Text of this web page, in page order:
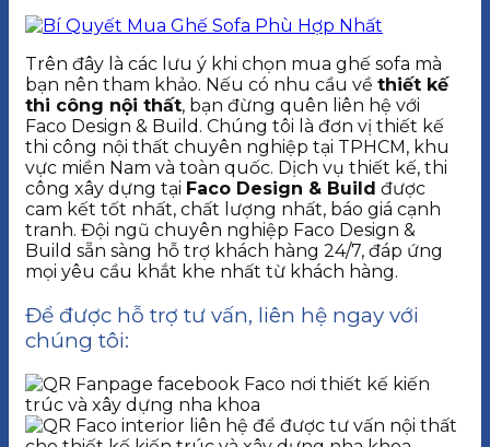
Trên đây là các lưu ý khi chọn mua ghế sofa mà
bạn nên tham khảo. Nếu có nhu cầu về thiết kế
thi công nội thất, bạn đừng quên liên hệ với
Faco Design & Build. Chúng tôi là đơn vị thiết kế
thi công nội thất chuyên nghiệp tại TPHCM, khu
vực miền Nam và toàn quốc. Dịch vụ thiết kế, thi
công xây dựng tại Faco Design & Build được
cam kết tốt nhất, chất lượng nhất, báo giá cạnh
tranh. Đội ngũ chuyên nghiệp Faco Design &
Build sẵn sàng hỗ trợ khách hàng 24/7, đáp ứng
mọi yêu cầu khắt khe nhất từ khách hàng.
Để được hỗ trợ tư vấn, liên hệ ngay với
chúng tôi: